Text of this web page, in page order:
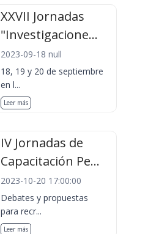
XXVII Jornadas
"Investigacione...
2023-09-18 null
18, 19 y 20 de septiembre
en l...
Leer más
IV Jornadas de
Capacitación Pe...
2023-10-20 17:00:00
Debates y propuestas
para recr...
Leer más